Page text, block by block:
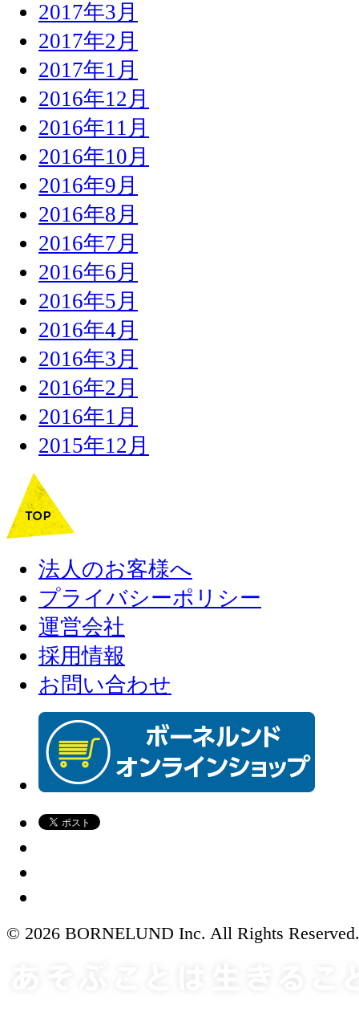
2017年3月
2017年2月
2017年1月
2016年12月
2016年11月
2016年10月
2016年9月
2016年8月
2016年7月
2016年6月
2016年5月
2016年4月
2016年3月
2016年2月
2016年1月
2015年12月
法人のお客様へ
プライバシーポリシー
運営会社
採用情報
お問い合わせ
© 2026 BORNELUND Inc. All Rights Reserved.